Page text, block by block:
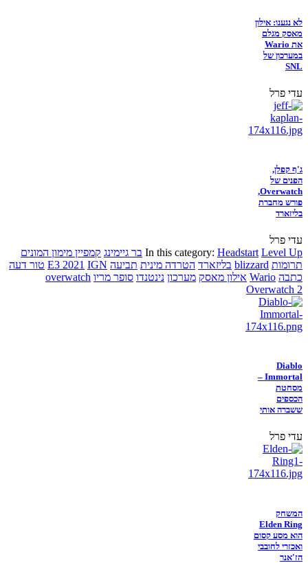
לא נגענו: אילון
מאסק מגלם
את Wario
במערכון של
SNL
עדי פרל
ג'ף קפלן,
הפנים של
Overwatch,
פורש מחברת
בליזארד
עדי פרל
In this category: Headstart Level Up בר גיימינג קמפיין מימון המונים
תרומות blizzard בליזארד הטרדה מינית תביעה E3 2021 IGN
טור דעה
כתבה Wario אילון מאסק מערכון נינטנדו סופר מריו overwatch
Overwatch 2
Diablo
Immortal –
מסחטת
הכספים
ששברה אותי
עדי פרל
המשחק
Elden Ring
הוא מסע קסום
ואכזרי לחובבי
הז'אנר